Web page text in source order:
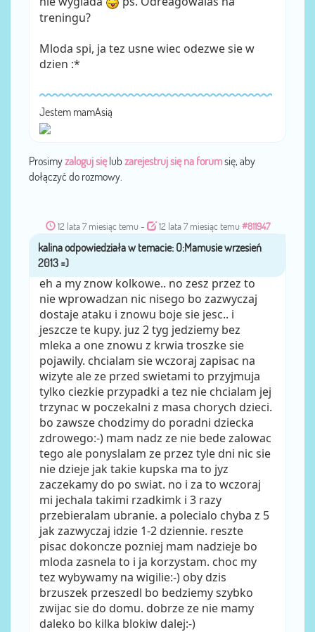
treningu?
Mloda spi, ja tez usne wiec odezwe sie w
dzien :*
Jestem mamAsią
Prosimyzaloguj sięlub zarejestruj się na forumsię, aby
dołączyć do rozmowy.
12 lata 7 miesiąc temu - 12 lata 7 miesiąc temu #811947
przezkalina
eh a my znow kolkowe.. no zesz przez to
nie wprowadzan nic nisego bo zazwyczaj
dostaje ataku i znowu boje sie jesc.. i
jeszcze te kupy. juz 2 tyg jedziemy bez
mleka a one znowu z krwia troszke sie
pojawily. chcialam sie wczoraj zapisac na
wizyte ale ze przed swietami to przyjmuja
tylko ciezkie przypadki a tez nie chcialam jej
trzynac w poczekalni z masa chorych dzieci.
bo zawsze chodzimy do poradni dziecka
zdrowego:-) mam nadz ze nie bede zalowac
tego ale ponyslalam ze przez tyle dni nic sie
nie dzieje jak takie kupska ma to jyz
zaczekamy do po swiat. no i za to wczoraj
mi jechala takimi rzadkimk i 3 razy
przebieralam ubranie. a polecialo chyba z 5
jak zazwyczaj idzie 1-2 dziennie. reszte
pisac dokoncze pozniej mam nadzieje bo
mloda zasnela to i ja korzystam. choc my
tez wybywamy na wigilie:-) oby dzis
brzuszek przeszedl bo bedziemy szybko
zwijac sie do domu. dobrze ze nie mamy
daleko bo kilka blokiw dalej:-)